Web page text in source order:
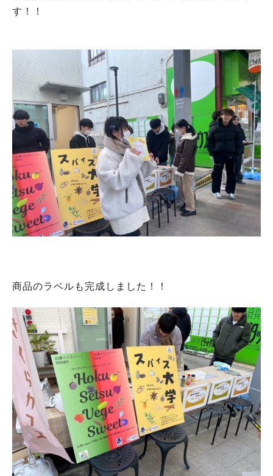
す！！
商品のラベルも完成しました！！